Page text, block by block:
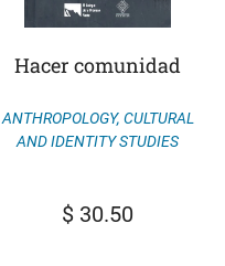
Hacer comunidad
ANTHROPOLOGY, CULTURAL
AND IDENTITY STUDIES
$ 30.50